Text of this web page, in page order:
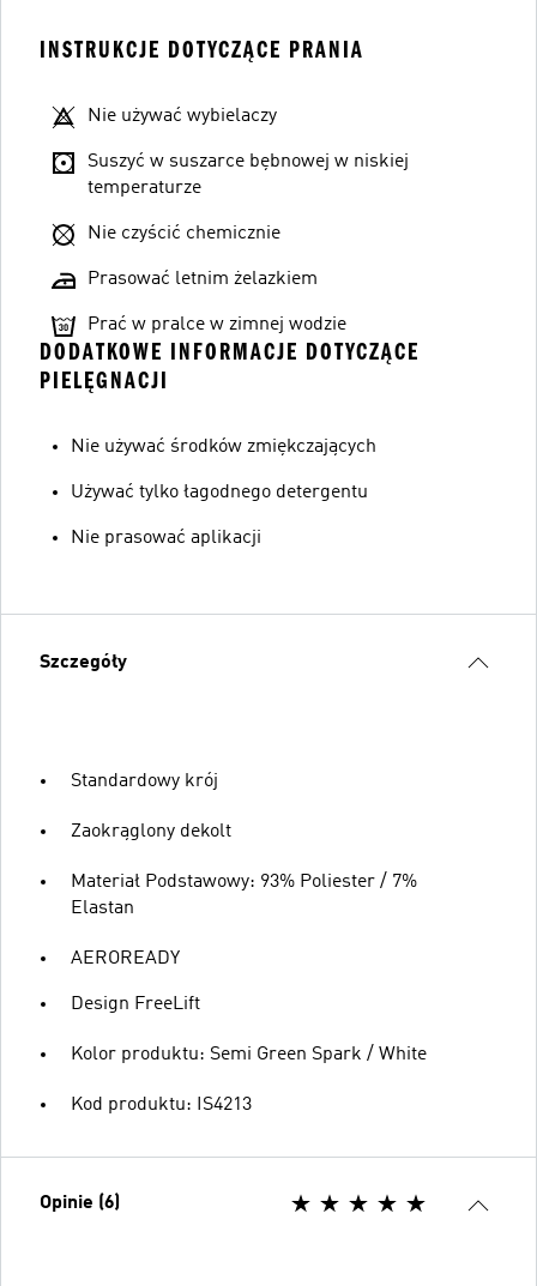
INSTRUKCJE DOTYCZĄCE PRANIA
Nie używać wybielaczy
Suszyć w suszarce bębnowej w niskiej
temperaturze
Nie czyścić chemicznie
Prasować letnim żelazkiem
Prać w pralce w zimnej wodzie
DODATKOWE INFORMACJE DOTYCZĄCE
PIELĘGNACJI
Nie używać środków zmiękczających
Używać tylko łagodnego detergentu
Nie prasować aplikacji
Szczegóły
Standardowy krój
Zaokrąglony dekolt
Materiał Podstawowy: 93% Poliester / 7%
Elastan
AEROREADY
Design FreeLift
Kolor produktu: Semi Green Spark / White
Kod produktu: IS4213
Opinie (6)